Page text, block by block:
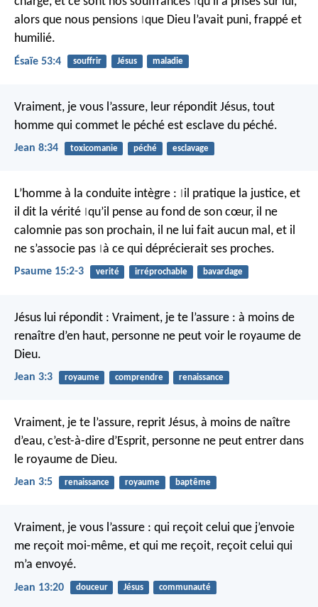
alors que nous pensions que Dieu l’avait puni, frappé et
humilié.
Ésaïe 53:4 souffrir Jésus maladie
Vraiment, je vous l’assure, leur répondit Jésus, tout
homme qui commet le péché est esclave du péché.
Jean 8:34 toxicomanie péché esclavage
L’homme à la conduite intègre : il pratique la justice, et
il dit la vérité qu’il pense au fond de son cœur, il ne
calomnie pas son prochain, il ne lui fait aucun mal, et il
ne s’associe pas à ce qui déprécierait ses proches.
Psaume 15:2-3 verité irréprochable bavardage
Jésus lui répondit : Vraiment, je te l’assure : à moins de
renaître d’en haut, personne ne peut voir le royaume de
Dieu.
Jean 3:3 royaume comprendre renaissance
Vraiment, je te l’assure, reprit Jésus, à moins de naître
d’eau, c’est-à-dire d’Esprit, personne ne peut entrer dans
le royaume de Dieu.
Jean 3:5 renaissance royaume baptême
Vraiment, je vous l’assure : qui reçoit celui que j’envoie
me reçoit moi-même, et qui me reçoit, reçoit celui qui
m’a envoyé.
Jean 13:20 douceur Jésus communauté